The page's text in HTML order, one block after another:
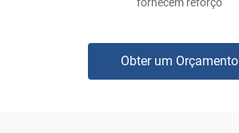
Obter um Orçamento